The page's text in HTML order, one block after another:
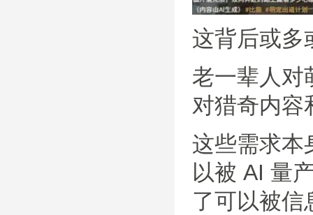
这背后或多
老一辈人对
对猎奇内容
这些需求本
以被 AI 量
了可以被信